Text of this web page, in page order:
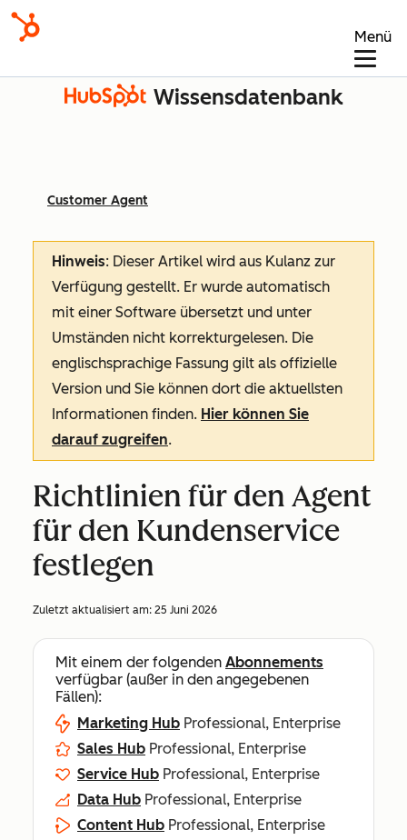
Menü
Wissensdatenbank
Customer Agent
Hinweis: Dieser Artikel wird aus Kulanz zur
Verfügung gestellt. Er wurde automatisch
mit einer Software übersetzt und unter
Umständen nicht korrekturgelesen. Die
englischsprachige Fassung gilt als offizielle
Version und Sie können dort die aktuellsten
Informationen finden. Hier können Sie
darauf zugreifen.
Richtlinien für den Agent
für den Kundenservice
festlegen
Zuletzt aktualisiert am: 25 Juni 2026
Mit einem der folgenden Abonnements
verfügbar (außer in den angegebenen
Fällen):
Marketing Hub Professional, Enterprise
Sales Hub Professional, Enterprise
Service Hub Professional, Enterprise
Data Hub Professional, Enterprise
Content Hub Professional, Enterprise